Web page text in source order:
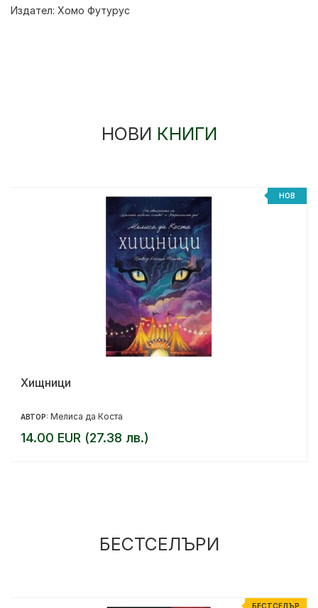
Издател: Хомо Футурус
НОВИ КНИГИ
НОВ
Хищници
АВТОР: Мелиса да Коста
14.00 EUR (27.38 лв.)
БЕСТСЕЛЪРИ
БЕСТСЕЛЪР